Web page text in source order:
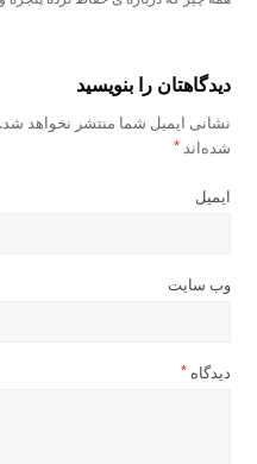
دیدگاهتان را بنویسید
نشانی ایمیل شما منتشر نخواهد شد.
شده‌اند*
ایمیل
وب‌ سایت
دیدگاه*